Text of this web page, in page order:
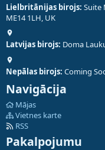
Lielbritānijas birojs: Suite
ME14 1LH, UK
Latvijas birojs: Doma
Nepālas birojs: Coming
Navigācija
Mājas
Vietnes karte
RSS
Pakalpojumu